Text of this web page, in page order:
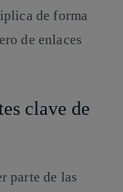
de forma
de enlaces
clave de
parte de las